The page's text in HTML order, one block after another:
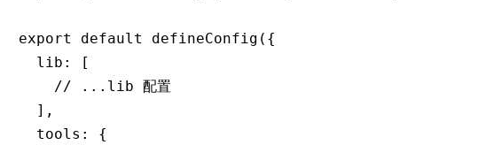
export default defineConfig ({
  lib
:
[
    // ...lib 配置
  ]
,
  tools
:
{